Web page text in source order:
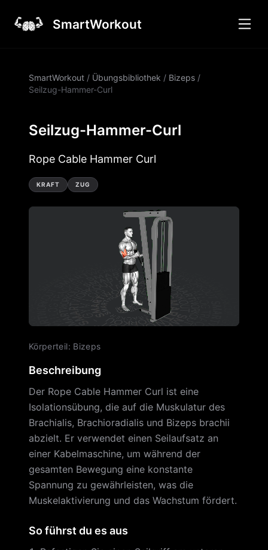
SmartWorkout
SmartWorkout / Übungsbibliothek / Bizeps /
Seilzug-Hammer-Curl
Seilzug-Hammer-Curl
Rope Cable Hammer Curl
KRAFT ZUG
Körperteil: Bizeps
Beschreibung
Der Rope Cable Hammer Curl ist eine
Isolationsübung, die auf die Muskulatur des
Brachialis, Brachioradialis und Bizeps brachii
abzielt. Er verwendet einen Seilaufsatz an
einer Kabelmaschine, um während der
gesamten Bewegung eine konstante
Spannung zu gewährleisten, was die
Muskelaktivierung und das Wachstum fördert.
So führst du es aus